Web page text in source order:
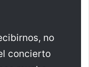
no
concierto